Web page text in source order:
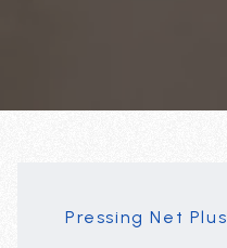
Pressing Net Plus